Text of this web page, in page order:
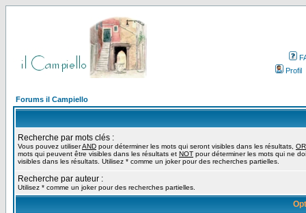
Profil
Forums il Campiello
Recherche par mots clés :
Vous pouvez utiliserAND pour déterminer les mots qui seront visibles dans les résultats, OR
mots qui peuvent être visibles dans les résultats et NOT pour déterminer les mots qui ne
visibles dans les résultats. Utilisez * comme un joker pour des recherches partielles.
Recherche par auteur :
Utilisez * comme un joker pour des recherches partielles.